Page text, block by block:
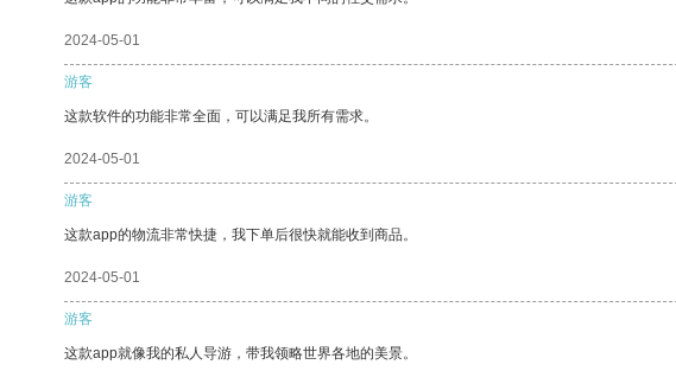
2024-05-01
游客
这款软件的功能非常全面，可以满足我所有需求。
2024-05-01
游客
这款app的物流非常快捷，我下单后很快就能收到商品。
2024-05-01
游客
这款app就像我的私人导游，带我领略世界各地的美景。